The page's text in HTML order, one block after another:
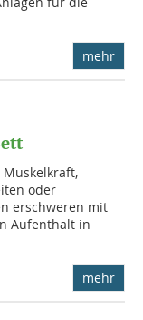
mehr
Muskelkraft,
oder
erschweren mit
Aufenthalt in
mehr